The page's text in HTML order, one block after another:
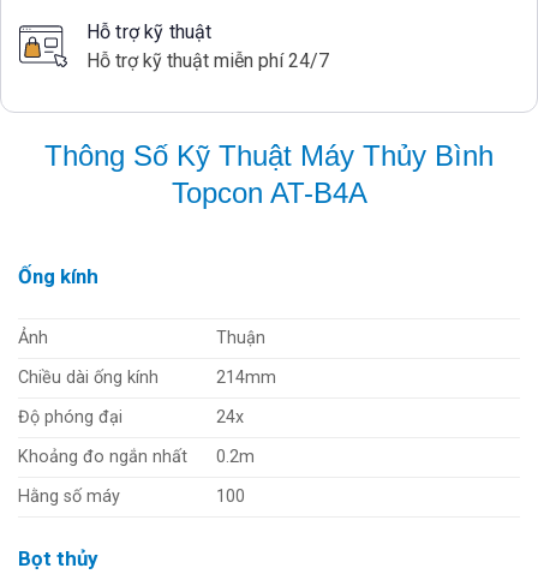
Hỗ trợ kỹ thuật
Hỗ trợ kỹ thuật miễn phí 24/7
Thông Số Kỹ Thuật Máy Thủy Bình
Topcon AT-B4A
Ống kính
Ảnh
Thuận
Chiều dài ống kính
214mm
Độ phóng đại
24x
Khoảng đo ngắn nhất
0.2m
Hằng số máy
100
Bọt thủy